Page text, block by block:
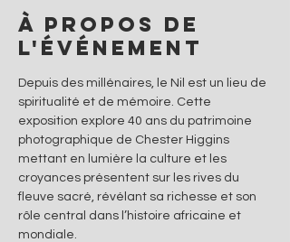
À propos de
l'événement
Depuis des millénaires, le Nil est un lieu de
spiritualité et de mémoire. Cette
exposition explore 40 ans du patrimoine
photographique de Chester Higgins
mettant en lumière la culture et les
croyances présentent sur les rives du
fleuve sacré, révélant sa richesse et son
rôle central dans l’histoire africaine et
mondiale.